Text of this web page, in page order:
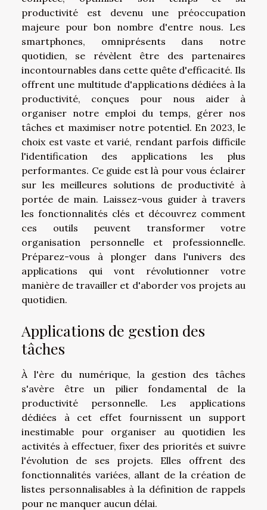
productivité est devenu une préoccupation
majeure pour bon nombre d'entre nous. Les
smartphones, omniprésents dans notre
quotidien, se révèlent être des partenaires
incontournables dans cette quête d'efficacité. Ils
offrent une multitude d'applications dédiées à la
productivité, conçues pour nous aider à
organiser notre emploi du temps, gérer nos
tâches et maximiser notre potentiel. En 2023, le
choix est vaste et varié, rendant parfois difficile
l'identification des applications les plus
performantes. Ce guide est là pour vous éclairer
sur les meilleures solutions de productivité à
portée de main. Laissez-vous guider à travers
les fonctionnalités clés et découvrez comment
ces outils peuvent transformer votre
organisation personnelle et professionnelle.
Préparez-vous à plonger dans l'univers des
applications qui vont révolutionner votre
manière de travailler et d'aborder vos projets au
quotidien.
Applications de gestion des
tâches
À l'ère du numérique, la gestion des tâches
s'avère être un pilier fondamental de la
productivité personnelle. Les applications
dédiées à cet effet fournissent un support
inestimable pour organiser au quotidien les
activités à effectuer, fixer des priorités et suivre
l'évolution de ses projets. Elles offrent des
fonctionnalités variées, allant de la création de
listes personnalisables à la définition de rappels
pour ne manquer aucun délai.